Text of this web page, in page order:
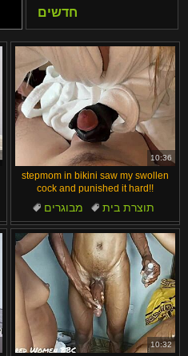
Русский
Español
Română
Svenska
Français
English
日本語
ह िन ्द ी
Türkçe
Български
Dansk
חדשים
10:36
stepmom in bikini saw my swollen
cock and punished it hard!!
מבוגרים
תוצרת בית
תחת
טאבו ביקיני
10:32